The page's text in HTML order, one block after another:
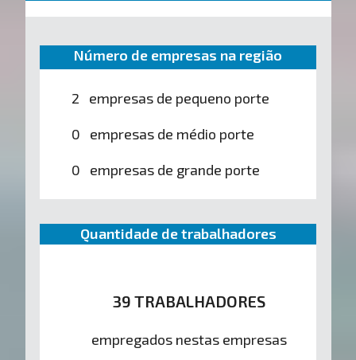
Número de empresas na região
2 empresas de pequeno porte
0 empresas de médio porte
0 empresas de grande porte
Quantidade de trabalhadores
39 TRABALHADORES
empregados nestas empresas